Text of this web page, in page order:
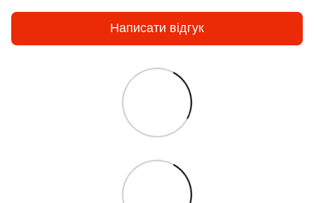
Написати відгук